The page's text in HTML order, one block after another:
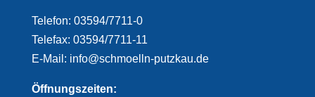
Telefon: 03594/7711-0
Telefax: 03594/7711-11
E-Mail: info@schmoelln-putzkau.de
Öffnungszeiten: